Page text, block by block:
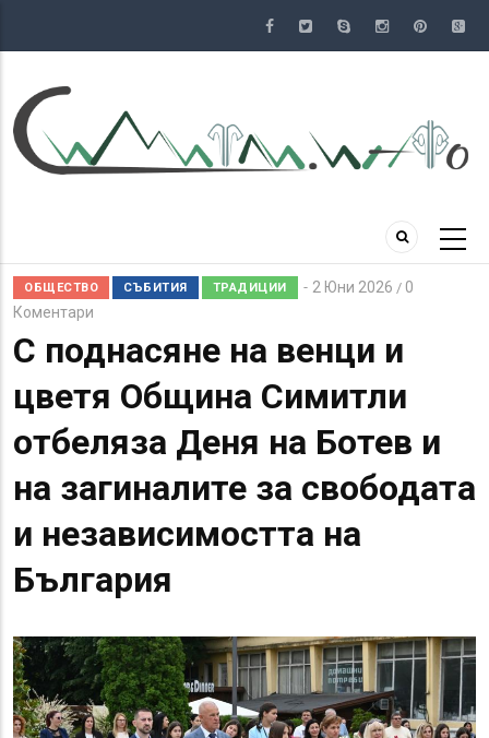
съдържание
ОБЩЕСТВО СЪБИТИЯ ТРАДИЦИИ 2 Юни 2026 / 0
Коментари
С поднасяне на венци и
цветя Община Симитли
отбеляза Деня на Ботев и
на загиналите за свободата
и независимостта на
България